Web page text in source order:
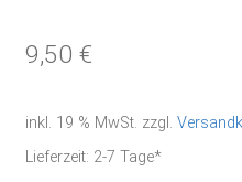
9,50 €
inkl. 19 % MwSt. zzgl.
Lieferzeit: 2-7 Tage*